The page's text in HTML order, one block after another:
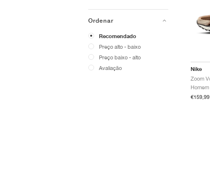
Giannis
HyperAce
HyperSet
Infinity Tour
Ordenar
Recomendado
Preço alto - baixo
Preço baixo - alto
Avaliação
Nike
€159,99